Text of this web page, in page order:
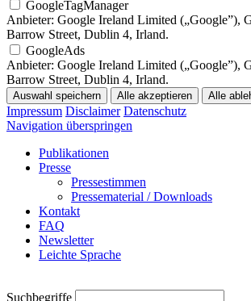
GoogleTagManager
Anbieter: Google Ireland Limited („Google”),
Barrow Street, Dublin 4, Irland.
GoogleAds
Anbieter: Google Ireland Limited („Google”),
Barrow Street, Dublin 4, Irland.
Auswahl speichern Alle akzeptieren Alle
Impressum Disclaimer Datenschutz
Navigation überspringen
Publikationen
Presse
Pressestimmen
Pressematerial / Downloads
Kontakt
FAQ
Newsletter
Leichte Sprache
Suchbegriffe